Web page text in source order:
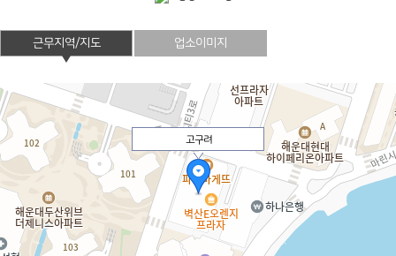
근무지역/지도 업소이미지
고구려